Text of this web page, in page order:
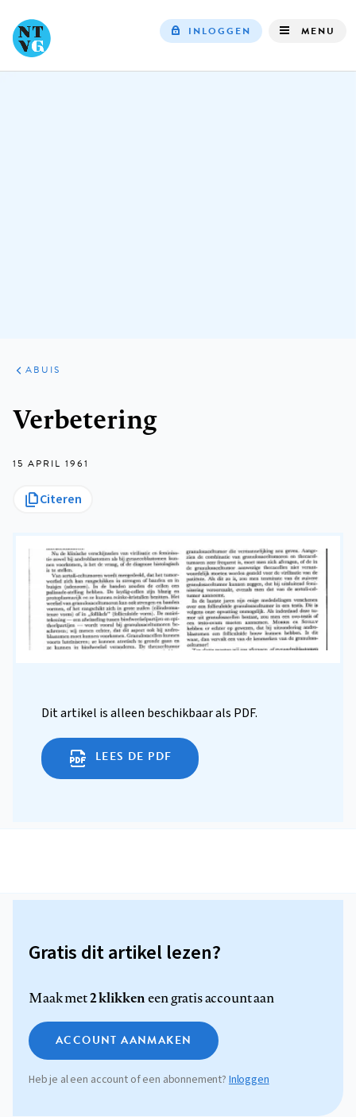
INLOGGEN MENU
ARTIKELEN
VARIA
ABUIS
Verbetering
15 APRIL 1961
Citeren
Dit artikel is alleen beschikbaar als PDF.
LEES DE PDF
Gratis dit artikel lezen?
Maak met2 klikkeneen gratis account aan
ACCOUNT AANMAKEN
Heb je al een account of een abonnement? Inloggen